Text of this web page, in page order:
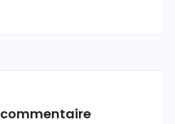
commentaire